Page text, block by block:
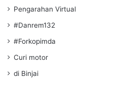
Pengarahan Virtual
#Danrem132
#Forkopimda
Curi motor
di Binjai